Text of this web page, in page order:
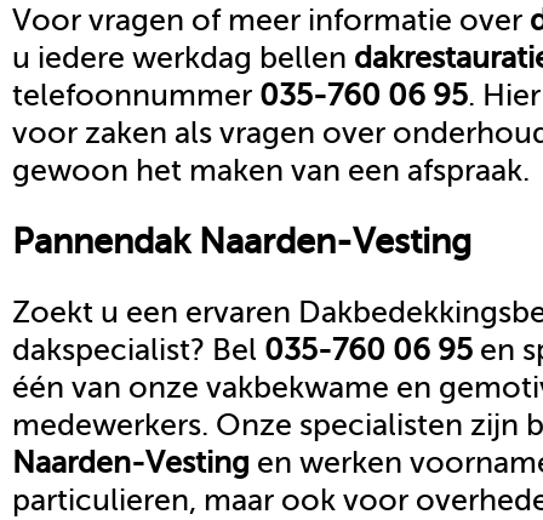
Voor vragen of meer informatie over
u iedere werkdag bellen
telefoonnummer 035-760 06 95.
voor zaken als vragen over
gewoon het maken van een afspraak.
Pannendak Naarden-Vesting
Zoekt u een ervaren
dakspecialist? Bel 035-760 06 95 en
één van onze vakbekwame en
medewerkers. Onze specialisten zijn
Naarden-Vesting en werken
particulieren, maar ook voor